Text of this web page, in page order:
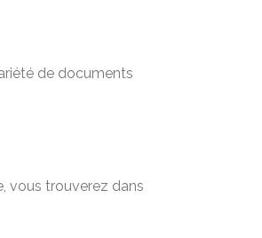
de documents
vous trouverez dans